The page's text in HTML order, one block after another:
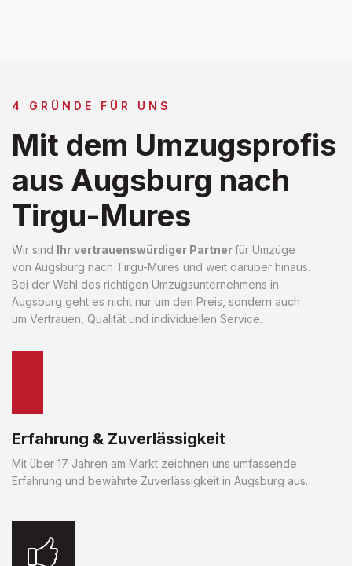
4 GRÜNDE FÜR UNS
Mit dem Umzugsprofis
aus Augsburg nach
Tirgu-Mures
Wir sind Ihr vertrauenswürdiger Partnerfür Umzüge
von Augsburg nach Tirgu-Mures und weit darüber hinaus.
Bei der Wahl des richtigen Umzugsunternehmens in
Augsburg geht es nicht nur um den Preis, sondern auch
um Vertrauen, Qualität und individuellen Service.
Erfahrung & Zuverlässigkeit
Mit über 17 Jahren am Markt zeichnen uns umfassende
Erfahrung und bewährte Zuverlässigkeit in Augsburg aus.